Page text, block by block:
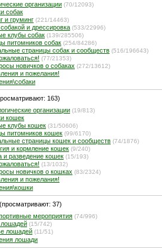
организации (70/12093)
собак
и груминг (221/14463)
и дрессировка (533/22996)
клубы собак (139/285506)
питомников собак (254/84286)
страницы собак и сообществ (516/196643)
(77/21353)
новичков о собаках (272/13612)
и пожелания!
163)
организации (19/813)
кошек
клубы кошек (31/50606)
питомников кошек (99/6170)
страницы кошек и сообществ (74/1876)
и кормление кошек (9/240)
и разведение кошек (15/193)
(13/1032)
новичков о кошках (83/2324)
и пожелания!
(просматривают: 37)
мероприятия (74/996)
(15/742)
лошадей (11/51)
лошади